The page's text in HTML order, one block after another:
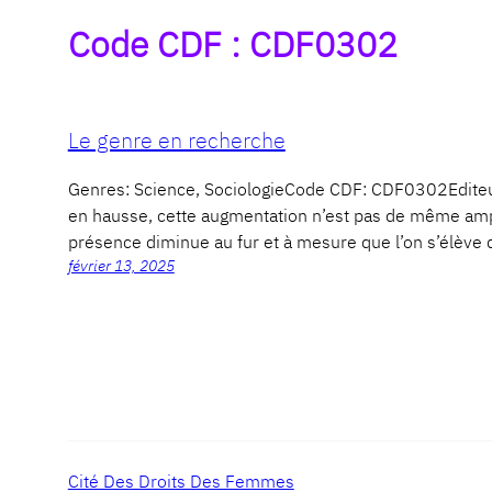
Code CDF : CDF0302
Le genre en recherche
Genres: Science, SociologieCode CDF:
en hausse, cette augmentation n’est pas de même
présence diminue au fur et à mesure que l’on
février 13, 2025
Cité Des Droits Des Femmes